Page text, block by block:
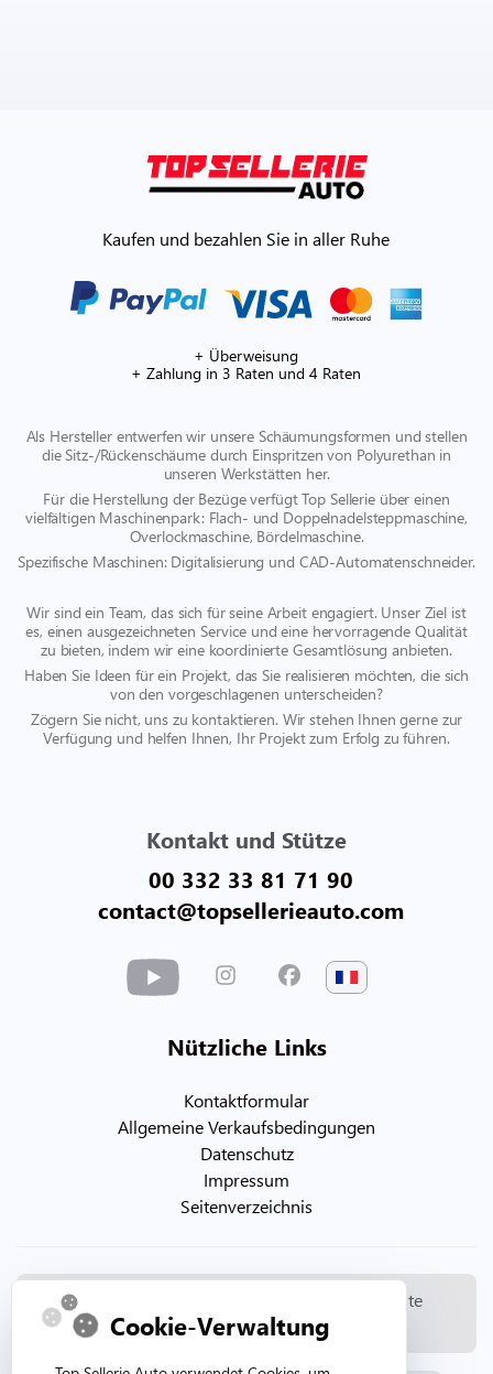
Kaufen und bezahlen Sie in aller Ruhe
+ Überweisung
+ Zahlung in 3 Raten und 4 Raten
Als Hersteller entwerfen wir unsere Schäumungsformen und stellen
die Sitz-/Rückenschäume durch Einspritzen von Polyurethan in
unseren Werkstätten her.
Für die Herstellung der Bezüge verfügt Top Sellerie über einen
vielfältigen Maschinenpark: Flach- und Doppelnadelsteppmaschine,
Overlockmaschine, Bördelmaschine.
Spezifische Maschinen: Digitalisierung und CAD-Automatenschneider.
Wir sind ein Team, das sich für seine Arbeit engagiert. Unser Ziel ist
es, einen ausgezeichneten Service und eine hervorragende Qualität
zu bieten, indem wir eine koordinierte Gesamtlösung anbieten.
Haben Sie Ideen für ein Projekt, das Sie realisieren möchten, die sich
von den vorgeschlagenen unterscheiden?
Zögern Sie nicht, uns zu kontaktieren. Wir stehen Ihnen gerne zur
Verfügung und helfen Ihnen, Ihr Projekt zum Erfolg zu führen.
Kontakt und Stütze
00 332 33 81 71 90
contact@topsellerieauto.com
Nützliche Links
Kontaktformular
Allgemeine Verkaufsbedingungen
Datenschutz
Impressum
Seitenverzeichnis
© Copyright 2026. Topsellerieauto Alle Rechte
vorbehalten
Cookie-Verwaltung